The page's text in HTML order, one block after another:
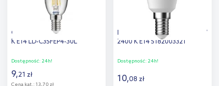
GTV żarówka LED 1x4 W 2700
K E14 LD-C35FEP4-30L
Dostępność: 24h!
9,21 zł
Cena kat.: 13,70 zł
Nordlux G45 żarówka 1x2,9 W
2400 K E14 5182003321
Dostępność: 24h!
10,08 zł